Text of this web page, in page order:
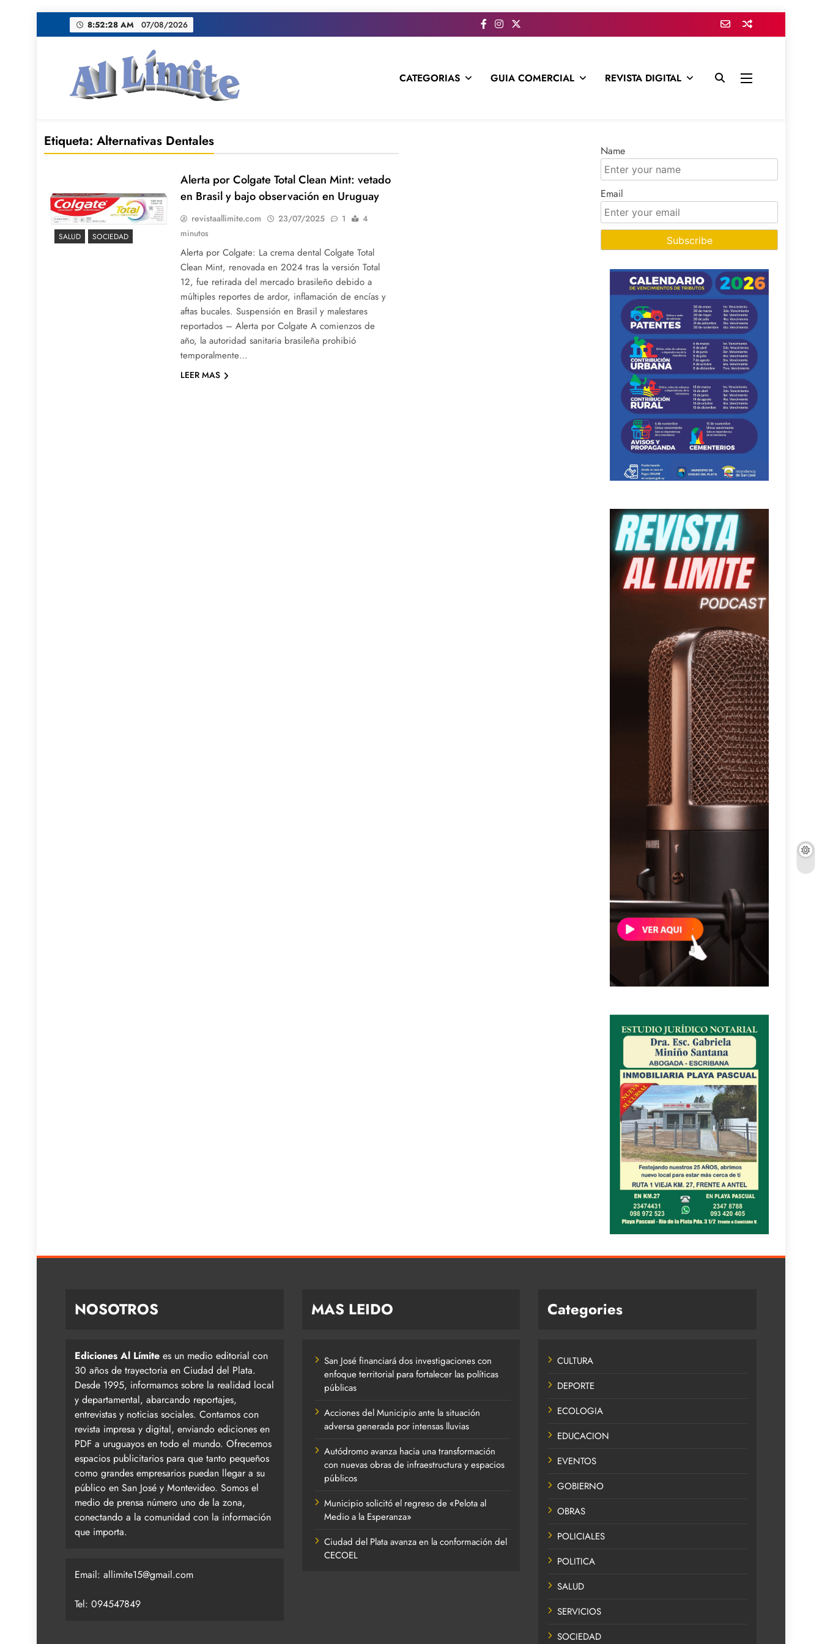
al
8:52:28 AM 07/08/2026
CATEGORIAS GUIA COMERCIAL REVISTA DIGITAL
Etiqueta: Alternativas Dentales
SALUD SOCIEDAD
Alerta por Colgate Total Clean Mint: vetado
en Brasil y bajo observación en Uruguay
revistaallimite.com 23/07/2025 1
4
minutos
Alerta por Colgate: La crema dental Colgate Total
Clean Mint, renovada en 2024 tras la versión Total
12, fue retirada del mercado brasileño debido a
múltiples reportes de ardor, inflamación de encías y
aftas bucales. Suspensión en Brasil y malestares
reportados – Alerta por Colgate A comienzos de
año, la autoridad sanitaria brasileña prohibió
temporalmente…
LEER MAS
Name
Email
NOSOTROS
Ediciones Al Límite es un medio editorial con
30 años de trayectoria en Ciudad del Plata.
Desde 1995, informamos sobre la realidad local
y departamental, abarcando reportajes,
entrevistas y noticias sociales. Contamos con
revista impresa y digital, enviando ediciones en
PDF a uruguayos en todo el mundo. Ofrecemos
espacios publicitarios para que tanto pequeños
como grandes empresarios puedan llegar a su
público en San José y Montevideo. Somos el
medio de prensa número uno de la zona,
conectando a la comunidad con la información
que importa.
Email: allimite15@gmail.com
Tel: 094547849
MAS LEIDO
San José financiará dos investigaciones con
enfoque territorial para fortalecer las políticas
públicas
Acciones del Municipio ante la situación
adversa generada por intensas lluvias
Autódromo avanza hacia una transformación
con nuevas obras de infraestructura y espacios
públicos
Municipio solicitó el regreso de «Pelota al
Medio a la Esperanza»
Ciudad del Plata avanza en la conformación del
CECOEL
Categories
CULTURA
DEPORTE
ECOLOGIA
EDUCACION
EVENTOS
GOBIERNO
OBRAS
POLICIALES
POLITICA
SALUD
SERVICIOS
SOCIEDAD